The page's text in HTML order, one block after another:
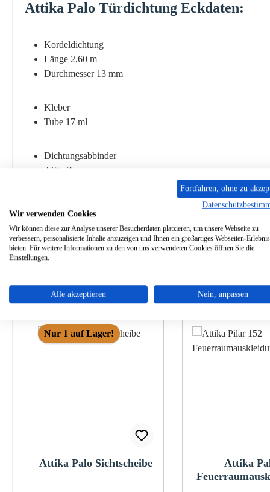
Attika Palo Türdichtung Eckdaten:
Kordeldichtung
Länge 2,60 m
Durchmesser 13 mm
Kleber
Tube 17 ml
Dichtungsabbinder
2 Streifen
1 Stück
Ähnliche Artikel
Produktgalerie überspringen
Nur 1 auf Lager!
Attika Palo Sichtscheibe
Attika
Fortfahren, ohne zu
Wir verwenden Cookies
Wir können diese zur Analyse unserer Besucherdaten platzieren, um unsere Webseite zu
verbessern, personalisierte Inhalte anzuzeigen und Ihnen ein großartiges Webseiten-
bieten. Für weitere Informationen zu den von uns verwendeten Cookies öffnen Sie die
Einstellungen.
Alle akzeptieren Nein, anpassen